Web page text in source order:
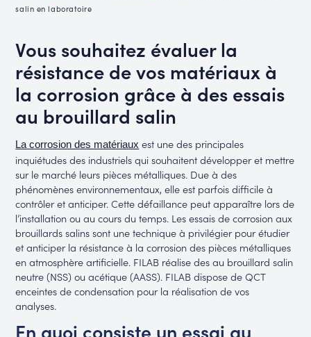
salin en laboratoire
Vous souhaitez évaluer la
résistance de vos matériaux à
la corrosion grâce à des essais
au brouillard salin
La corrosion des matériaux est une des principales
inquiétudes des industriels qui souhaitent développer et mettre
sur le marché leurs pièces métalliques. Due à des
phénomènes environnementaux, elle est parfois difficile à
contrôler et anticiper. Cette défaillance peut apparaître lors de
l’installation ou au cours du temps. Les essais de corrosion aux
brouillards salins sont une technique à privilégier pour étudier
et anticiper la résistance à la corrosion des pièces métalliques
en atmosphère artificielle. FILAB réalise des au brouillard salin
neutre (NSS) ou acétique (AASS). FILAB dispose de QCT
enceintes de condensation pour la réalisation de vos
analyses.
En quoi consiste un essai au